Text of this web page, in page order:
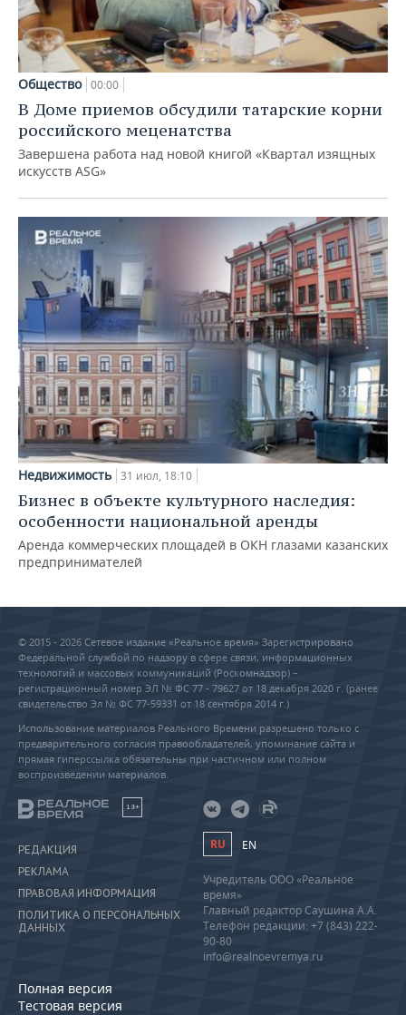
Общество 00:00
В Доме приемов обсудили татарские корни
российского меценатства
Завершена работа над новой книгой «Квартал изящных
искусств ASG»
Недвижимость 31 июл, 18:10
Бизнес в объекте культурного наследия:
особенности национальной аренды
Аренда коммерческих площадей в ОКН глазами казанских
предпринимателей
© 2015 - 2026 Сетевое издание «Реальное время» Зарегистрировано
Федеральной службой по надзору в сфере связи, информационных
технологий и массовых коммуникаций (Роскомнадзор) –
регистрационный номер ЭЛ № ФС 77 - 79627 от 18 декабря 2020 г. (ранее
свидетельство Эл № ФС 77-59331 от 18 сентября 2014 г.)
Использование материалов Реального Времени разрешено только с
предварительного согласия правообладателей, упоминание сайта и
прямая гиперссылка обязательны при частичном или полном
воспроизведении материалов.
18+
РЕДАКЦИЯ
РЕКЛАМА
ПРАВОВАЯ ИНФОРМАЦИЯ
ПОЛИТИКА О ПЕРСОНАЛЬНЫХ
ДАННЫХ
Полная версия
Тестовая версия
RU EN
Учредитель ООО «Реальное
время»
Главный редактор Саушина А.А.
Телефон редакции: +7 (843) 222-
90-80
info@realnoevremya.ru